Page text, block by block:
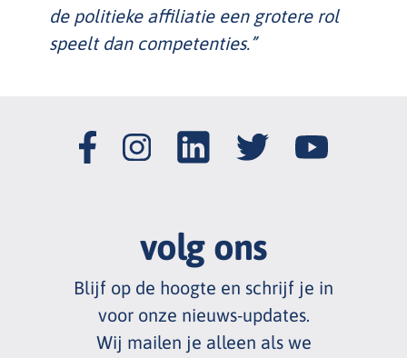
de politieke affiliatie een grotere rol
speelt dan competenties.”
volg ons
Blijf op de hoogte en schrijf je in
voor onze nieuws-updates.
Wij mailen je alleen als we